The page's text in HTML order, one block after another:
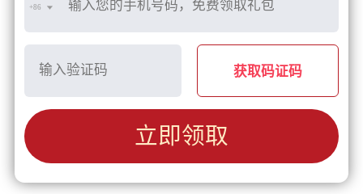
+86
获取码证码
立即领取